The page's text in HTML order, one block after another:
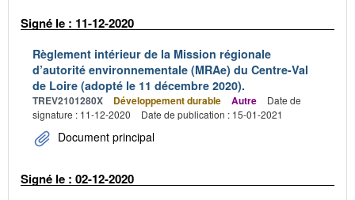
Signé le : 11-12-2020
Règlement intérieur de la Mission régionale
d’autorité environnementale (MRAe) du Centre-Val
de Loire (adopté le 11 décembre 2020).
TREV2101280X Développement durable Autre
Date de
signature : 11-12-2020
Date de publication : 15-01-2021
Document principal
Signé le : 02-12-2020